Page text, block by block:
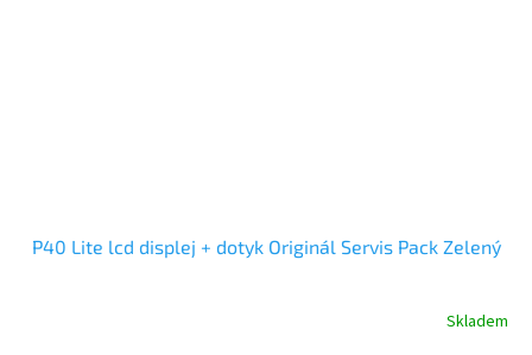
P40 Lite lcd displej + dotyk Originál Servis Pack Zelený
Skladem